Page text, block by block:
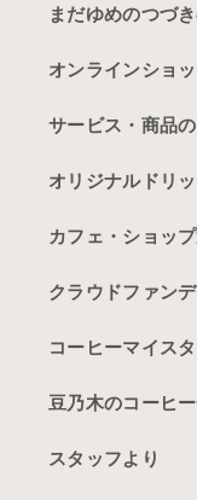
まだゆめのつづ
オンラインショ
サービス・商品
オリジナルドリ
カフェ・ショッ
クラウドファン
コーヒーマイス
豆乃木のコーヒ
スタッフより